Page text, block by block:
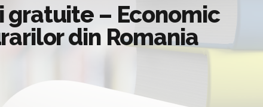
gratuite – Economic
din Romania